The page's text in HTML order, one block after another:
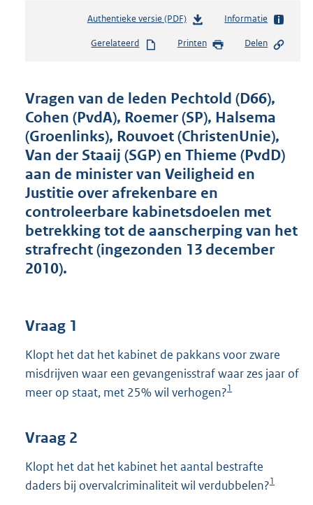
Authentieke versie (PDF)b
s
d
s
g
r
o
o
t
t
e
:
4
Informatie
Gerelateerd Printen Delen
Vragen van de leden Pechtold (D66),
Cohen (PvdA), Roemer (SP), Halsema
(Groenlinks), Rouvoet (ChristenUnie),
Van der Staaij (SGP) en Thieme (PvdD)
aan de minister van Veiligheid en
Justitie over afrekenbare en
controleerbare kabinetsdoelen met
betrekking tot de aanscherping van het
strafrecht (ingezonden 13 december
2010).
Vraag 1
Klopt het dat het kabinet de pakkans voor zware
misdrijven waar een gevangenisstraf waar zes jaar of
meer op staat, met 25% wil verhogen?1
Vraag 2
Klopt het dat het kabinet het aantal bestrafte
daders bij overvalcriminaliteit wil verdubbelen?1